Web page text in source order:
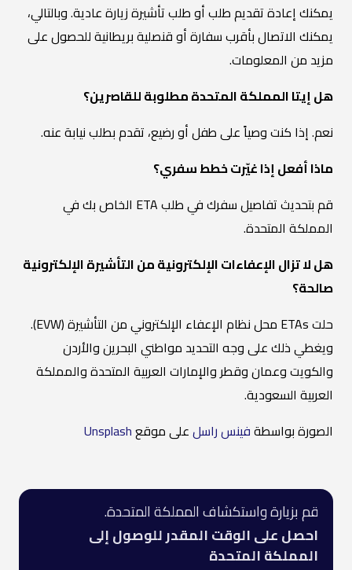
يمكنك إعادة تقديم طلب أو طلب تأشيرة زيارة عادية. وبالتالي،
يمكنك الاتصال بأقرب سفارة أو قنصلية بريطانية للحصول على
مزيد من المعلومات.
هل إيتا المملكة المتحدة مطلوبة للقاصرين؟
نعم. إذا كنت وصياً على طفل أو رضيع، تقدم بطلب نيابة عنه.
ماذا أفعل إذا غيّرت خطط سفري؟
قم بتحديث تفاصيل سفرك في طلب ETA الخاص بك في
المملكة المتحدة.
هل لا تزال الإعفاءات الإلكترونية من التأشيرة الإلكترونية
صالحة؟
حلت ETAs محل نظام الإعفاء الإلكتروني من التأشيرة (EVW).
ويغطي ذلك على وجه التحديد مواطني البحرين والأردن
والكويت وعمان وقطر والإمارات العربية المتحدة والمملكة
العربية السعودية.
الصورة بواسطةفينس راسلعلى موقعUnsplash
قم بزيارة واستكشاف المملكة المتحدة.
احصل على الوقت المقدر للوصول إلى
المملكة المتحدة